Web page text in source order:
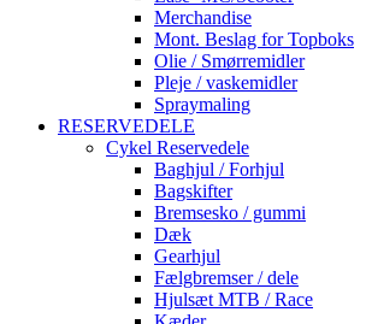
Merchandise
Mont. Beslag for Topboks
Olie / Smørremidler
Pleje / vaskemidler
Spraymaling
RESERVEDELE
Cykel Reservedele
Baghjul / Forhjul
Bagskifter
Bremsesko / gummi
Dæk
Gearhjul
Fælgbremser / dele
Hjulsæt MTB / Race